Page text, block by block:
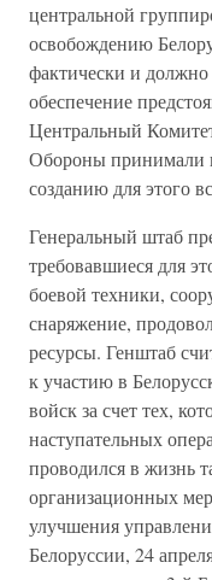
центральной
освобождению
фактически и должно
обеспечение
Центральный
Обороны принимали
созданию для этого
Генеральный штаб
требовавшиеся для
боевой техники,
снаряжение,
ресурсы. Генштаб
к участию в
войск за счет тех,
наступательных
проводился в жизнь
организационных
улучшения
Белоруссии, 24